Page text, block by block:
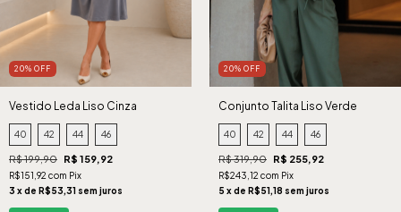
20% OFF
Vestido Leda Liso Cinza
40 42 44 46
R$ 199,90 R$ 159,92
R$151,92 com Pix
3 x de R$53,31 sem juros
20% OFF
Conjunto Talita Liso Verde
40 42 44 46
R$ 319,90 R$ 255,92
R$243,12 com Pix
5 x de R$51,18 sem juros